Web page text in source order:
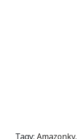
Tagy: Amazonky,